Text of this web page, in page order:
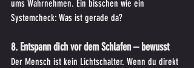
ums Wahrnehmen. Ein bisschen wie ein
Systemcheck: Was ist gerade da?
8. Entspann dich vor dem Schlafen – bewusst
Der Mensch ist kein Lichtschalter. Wenn du direkt